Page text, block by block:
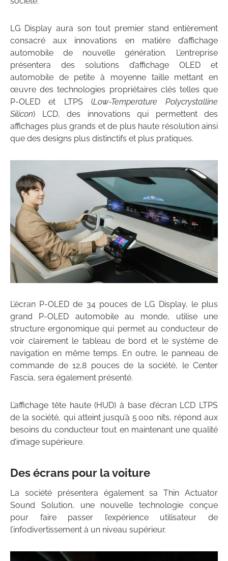
LG Display aura son tout premier stand entièrement
consacré aux innovations en matière d’affichage
automobile de nouvelle génération. L’entreprise
présentera des solutions d’affichage OLED et
automobile de petite à moyenne taille mettant en
œuvre des technologies propriétaires clés telles que
P-OLED et LTPS (Low-Temperature Polycrystalline
Silicon) LCD, des innovations qui permettent des
affichages plus grands et de plus haute résolution ainsi
que des designs plus distinctifs et plus pratiques.
L’écran P-OLED de 34 pouces de LG Display, le plus
grand P-OLED automobile au monde, utilise une
structure ergonomique qui permet au conducteur de
voir clairement le tableau de bord et le système de
navigation en même temps. En outre, le panneau de
commande de 12,8 pouces de la société, le Center
Fascia, sera également présenté.
L’affichage tête haute (HUD) à base d’écran LCD LTPS
de la société, qui atteint jusqu’à 5 000 nits, répond aux
besoins du conducteur tout en maintenant une qualité
d’image supérieure.
Des écrans pour la voiture
La société présentera également sa Thin Actuator
Sound Solution, une nouvelle technologie conçue
pour faire passer l’expérience utilisateur de
l’infodivertissement à un niveau supérieur.